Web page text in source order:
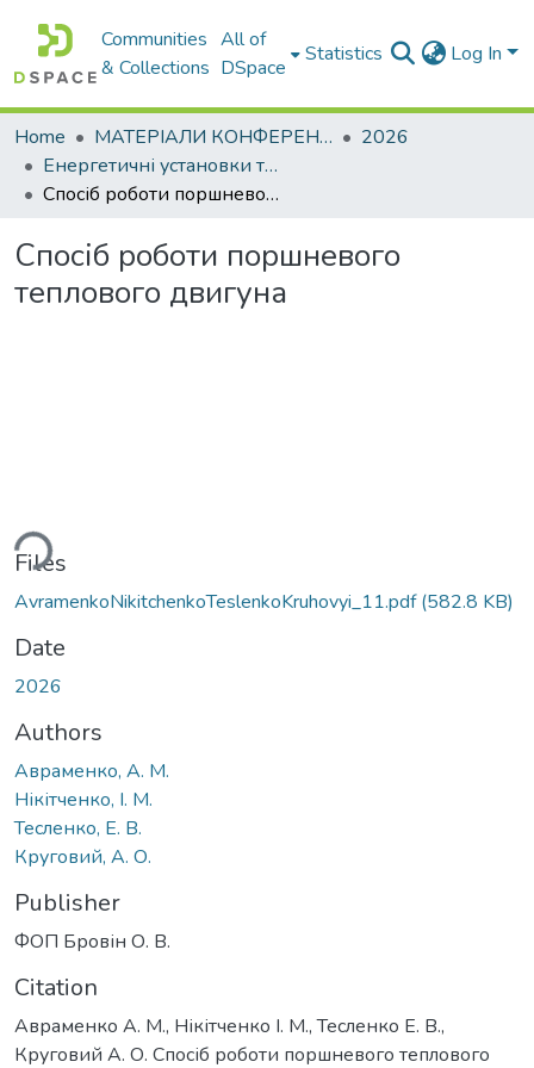
Communities
& Collections
All of
DSpace
Statistics Log In
Home МАТЕРІАЛИ КОНФЕРЕНЦІЙ
2026
Енергетичні установки та альтернативні джерела енергії
Спосіб роботи поршневого теплового двигуна
Спосіб роботи поршневого
теплового двигуна
Files
AvramenkoNikitchenkoTeslenkoKruhovyi_11.pdf(582.8 KB)
Date
2026
Authors
Авраменко, А. М.
Нікітченко, І. М.
Тесленко, Е. В.
Круговий, А. О.
Publisher
ФОП Бровін О. В.
Citation
Авраменко А. М., Нікітченко І. М., Тесленко Е. В.,
Круговий А. О. Спосіб роботи поршневого теплового